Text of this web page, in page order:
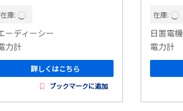
在庫:
ーディーシー
力計
詳しくはこちら
ブックマークに追加
在庫:
日置電機
電力計